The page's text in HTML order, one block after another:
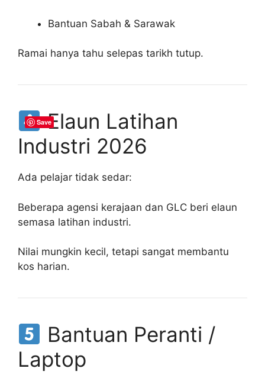
Bantuan Sabah & Sarawak
Ramai hanya tahu selepas tarikh tutup.
Elaun Latihan
Industri 2026
Ada pelajar tidak sedar:
Beberapa agensi kerajaan dan GLC beri elaun
semasa latihan industri.
Nilai mungkin kecil, tetapi sangat membantu
kos harian.
Bantuan Peranti /
Laptop
Save